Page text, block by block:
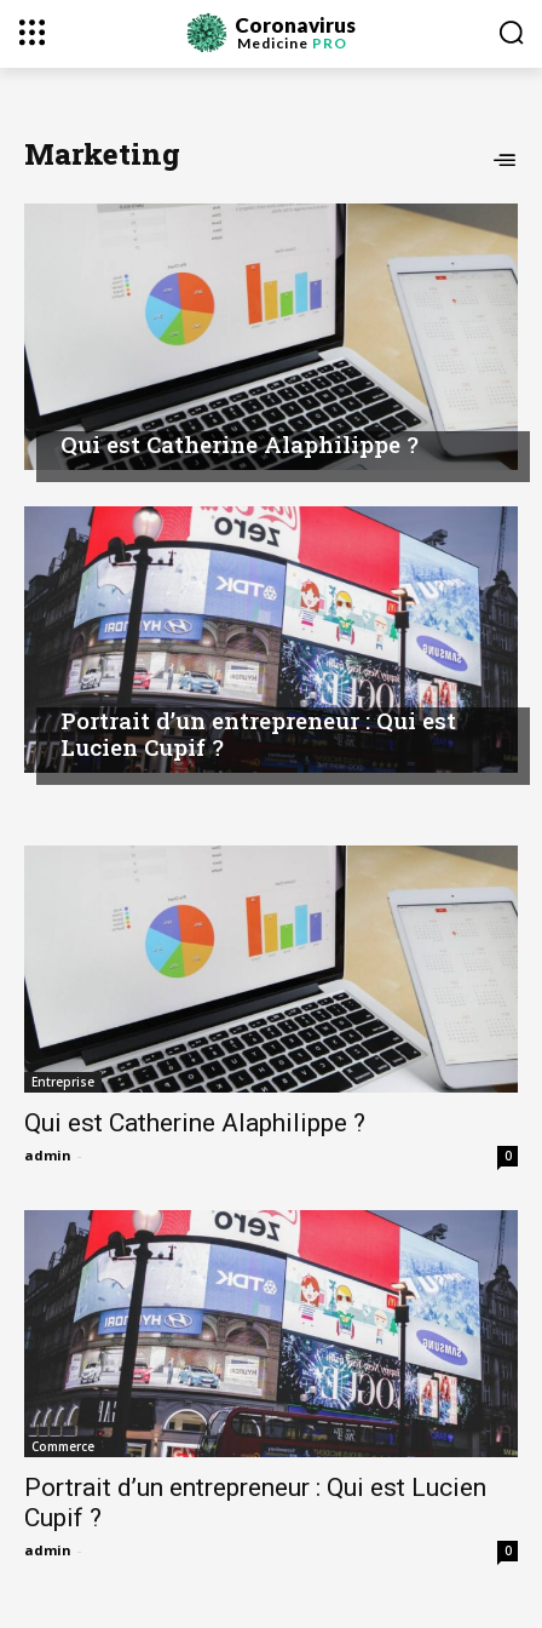
Coronavirus
Medicine PRO
Marketing
Qui est Catherine Alaphilippe ?
Portrait d’un entrepreneur : Qui est
Lucien Cupif ?
Entreprise
Qui est Catherine Alaphilippe ?
admin - 0
Commerce
Portrait d’un entrepreneur : Qui est Lucien
Cupif ?
admin - 0